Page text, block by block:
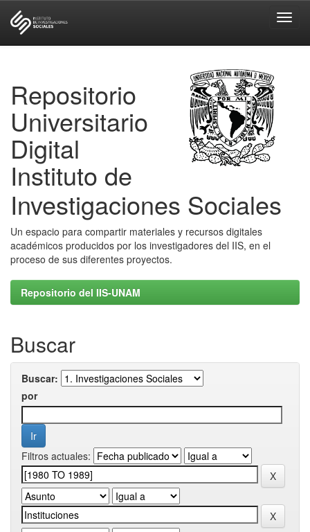
Repositorio
Universitario
Digital
Instituto de
Investigaciones Sociales
Un espacio para compartir materiales y recursos digitales
académicos producidos por los investigadores del IIS, en el
proceso de sus diferentes proyectos.
Repositorio del IIS-UNAM
Buscar
Buscar:
por
Filtros actuales: